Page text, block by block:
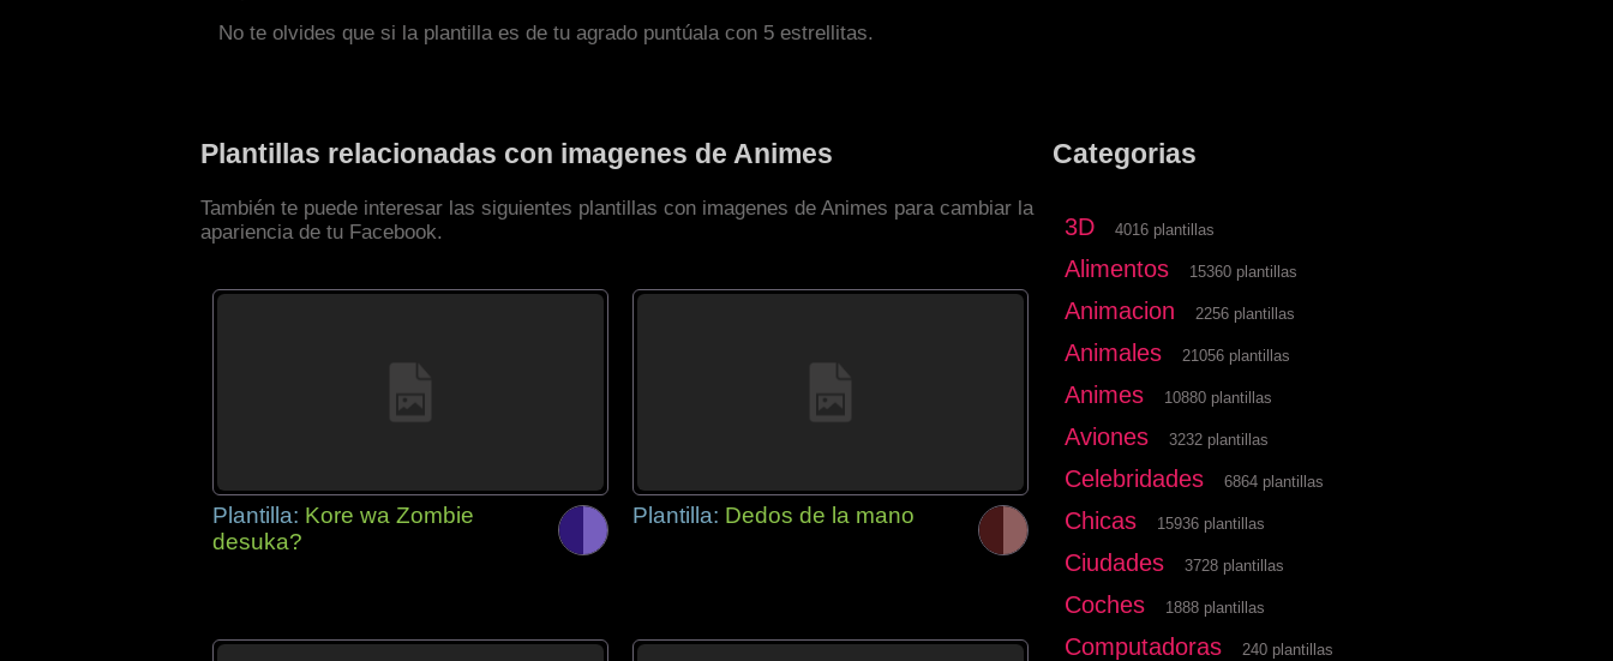
No te olvides que si la plantilla es de tu agrado puntúala con 5 estrellitas.
Plantillas relacionadas con imagenes de Animes
También te puede interesar las siguientes plantillas con imagenes de Animes para cambiar la
apariencia de tu Facebook.
Plantilla: Kore wa Zombie
desuka?
Plantilla: Dedos de la mano
Categorias
3D 4016 plantillas
Alimentos 15360 plantillas
Animacion 2256 plantillas
Animales 21056 plantillas
Animes 10880 plantillas
Aviones 3232 plantillas
Celebridades 6864 plantillas
Chicas 15936 plantillas
Ciudades 3728 plantillas
Coches 1888 plantillas
Computadoras 240 plantillas